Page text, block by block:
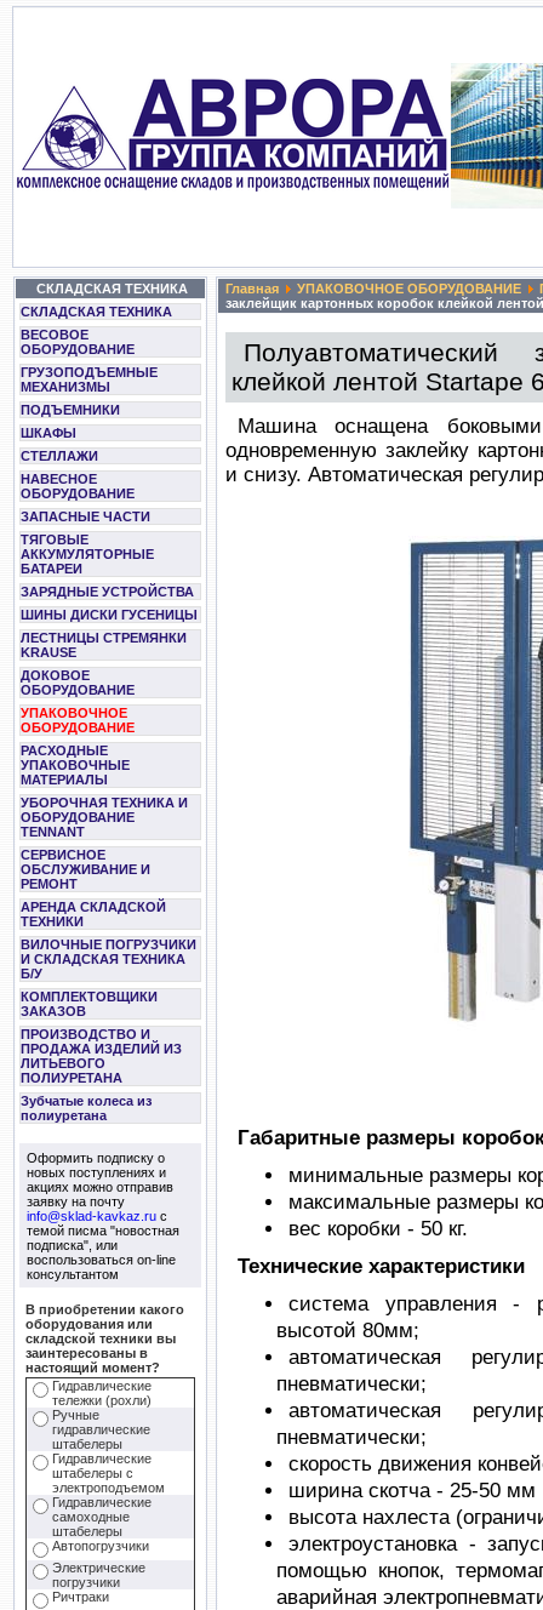
СКЛАДСКАЯ ТЕХНИКА
СКЛАДСКАЯ ТЕХНИКА
ВЕСОВОЕ
ОБОРУДОВАНИЕ
ГРУЗОПОДЪЕМНЫЕ
МЕХАНИЗМЫ
ПОДЪЕМНИКИ
ШКАФЫ
СТЕЛЛАЖИ
НАВЕСНОЕ
ОБОРУДОВАНИЕ
ЗАПАСНЫЕ ЧАСТИ
ТЯГОВЫЕ
АККУМУЛЯТОРНЫЕ
БАТАРЕИ
ЗАРЯДНЫЕ УСТРОЙСТВА
ШИНЫ ДИСКИ ГУСЕНИЦЫ
ЛЕСТНИЦЫ СТРЕМЯНКИ
KRAUSE
ДОКОВОЕ
ОБОРУДОВАНИЕ
УПАКОВОЧНОЕ
ОБОРУДОВАНИЕ
РАСХОДНЫЕ
УПАКОВОЧНЫЕ
МАТЕРИАЛЫ
УБОРОЧНАЯ ТЕХНИКА И
ОБОРУДОВАНИЕ
TENNANT
СЕРВИСНОЕ
ОБСЛУЖИВАНИЕ И
РЕМОНТ
АРЕНДА СКЛАДСКОЙ
ТЕХНИКИ
ВИЛОЧНЫЕ ПОГРУЗЧИКИ
И СКЛАДСКАЯ ТЕХНИКА
Б/У
КОМПЛЕКТОВЩИКИ
ЗАКАЗОВ
ПРОИЗВОДСТВО И
ПРОДАЖА ИЗДЕЛИЙ ИЗ
ЛИТЬЕВОГО
ПОЛИУРЕТАНА
Зубчатые колеса из
полиуретана
Оформить подписку о
новых поступлениях и
акциях можно отправив
заявку на почту
info@sklad-kavkaz.ruс
темой писма "новостная
подписка", или
воспользоваться on-line
консультантом
В приобретении какого
оборудования или
складской техники вы
заинтересованы в
настоящий момент?
Гидравлические
тележки (рохли)
Ручные
гидравлические
штабелеры
Гидравлические
штабелеры с
электроподъемом
Гидравлические
самоходные
штабелеры
Автопогрузчики
Электрические
погрузчики
Ричтраки
Главная УПАКОВОЧНОЕ ОБОРУДОВАНИЕ
заклейщик картонных коробок клейкой
клейкой лентой Startape
Машина оснащена
одновременную заклейку
и снизу. Автоматическая
Габаритные размеры
минимальные размеры
максимальные размеры
вес коробки - 50 кг.
Технические характеристики
система управления -
высотой 80мм;
автоматическая
пневматически;
автоматическая
пневматически;
скорость движения
ширина скотча - 25-50
высота нахлеста
электроустановка -
помощью кнопок,
аварийная